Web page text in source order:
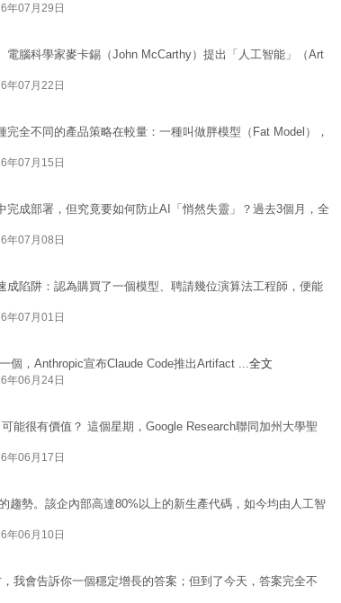
年07月29日
電腦科學家麥卡錫（John McCarthy）提出「人工智能」（Art
年07月22日
全不同的產品策略在較量：一種叫做胖模型（Fat Model），
年07月15日
成部署，但究竟要如何防止AI「悄然失靈」？過去3個月，全
年07月08日
陷阱：認為購買了一個模型、聘請幾位演算法工程師，便能
年07月01日
個，Anthropic宣布Claude Code推出Artifact ...全文
年06月24日
能很有價值？ 這個星期，Google Research聯同加州大學聖
年06月17日
趨勢。該企內部高達80%以上的新生產代碼，如今均由人工智
年06月10日
我會告訴你一個穩定增長的答案；但到了今天，答案完全不